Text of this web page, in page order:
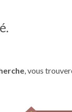
, vous